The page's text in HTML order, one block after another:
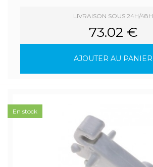
LIVRAISON SOUS 24H/48H
73.02 €
AJOUTER AU PANIER
En stock